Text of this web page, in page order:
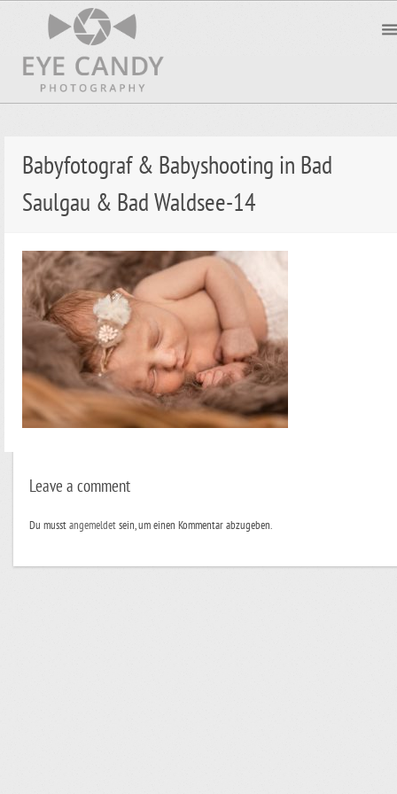
Babyfotograf & Babyshooting in Bad
Saulgau & Bad Waldsee-14
Leave a comment
Du musstangemeldetsein, um einen Kommentar abzugeben.